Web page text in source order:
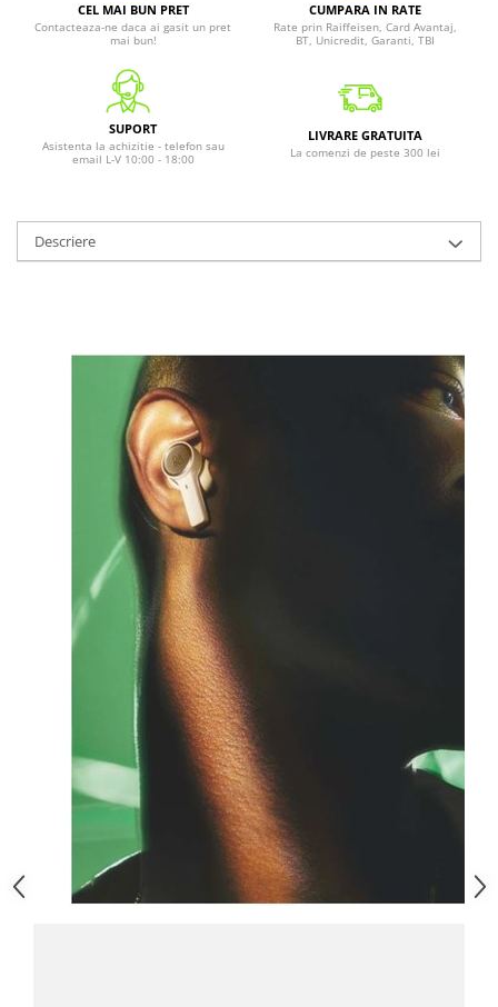
CEL MAI BUN PRET
Contacteaza-ne daca ai gasit un pret
mai bun!
CUMPARA IN RATE
Rate prin Raiffeisen, Card Avantaj,
BT, Unicredit, Garanti, TBI
SUPORT
Asistenta la achizitie - telefon sau
email L-V 10:00 - 18:00
LIVRARE GRATUITA
La comenzi de peste 300 lei
Descriere